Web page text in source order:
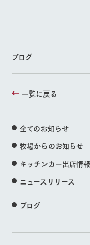
ブログ
一覧に戻る
全てのお知らせ
牧場からのお知らせ
キッチンカー出店情報
ニュースリリース
ブログ